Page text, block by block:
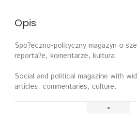
Opis
Spo?eczno-polityczny magazyn o
reporta?e, komentarze, kultura.
Social and political magazine with
articles, commentaries, culture.